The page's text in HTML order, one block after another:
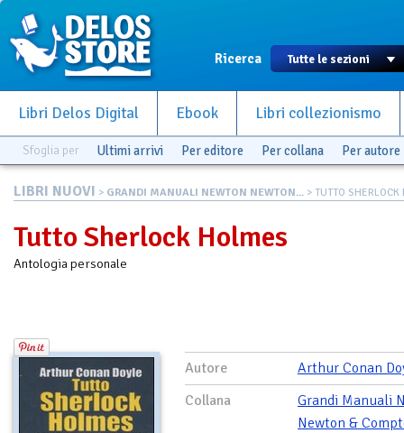
Ricerca
Libri Delos Digital Ebook Libri collezionismo
Sfoglia per Ultimi arrivi Per editore Per collana Per autore
LIBRI NUOVI > GRANDI MANUALI NEWTON NEWTON... > TUTTO SHERLOCK
Tutto Sherlock Holmes
Antologia personale
Autore
Arthur Conan
Collana
Grandi Manuali
Newton &